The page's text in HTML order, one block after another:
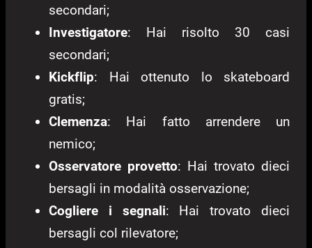
secondari;
Investigatore: Hai risolto 30 casi
secondari;
Kickflip: Hai ottenuto lo skateboard
gratis;
Clemenza: Hai fatto arrendere un
nemico;
Osservatore provetto: Hai trovato dieci
bersagli in modalità osservazione;
Cogliere i segnali: Hai trovato dieci
bersagli col rilevatore;